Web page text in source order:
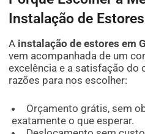
Instalação de
A instalação de estores em
vem acompanhada de um
excelência e a satisfação do
razões para nos escolher:
Orçamento grátis, sem
exatamente o que esperar.